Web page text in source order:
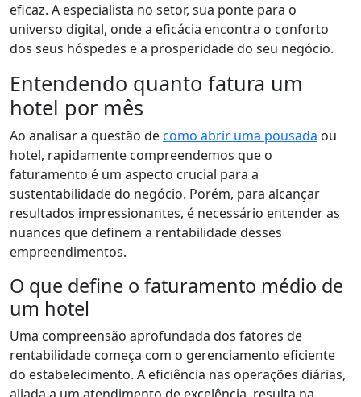
eficaz. A especialista no setor, sua ponte para o
universo digital, onde a eficácia encontra o conforto
dos seus hóspedes e a prosperidade do seu negócio.
Entendendo quanto fatura um
hotel por mês
Ao analisar a questão decomo abrir uma pousada ou
hotel, rapidamente compreendemos que o
faturamento é um aspecto crucial para a
sustentabilidade do negócio. Porém, para alcançar
resultados impressionantes, é necessário entender as
nuances que definem a rentabilidade desses
empreendimentos.
O que define o faturamento médio de
um hotel
Uma compreensão aprofundada dos fatores de
rentabilidade começa com o gerenciamento eficiente
do estabelecimento. A eficiência nas operações diárias,